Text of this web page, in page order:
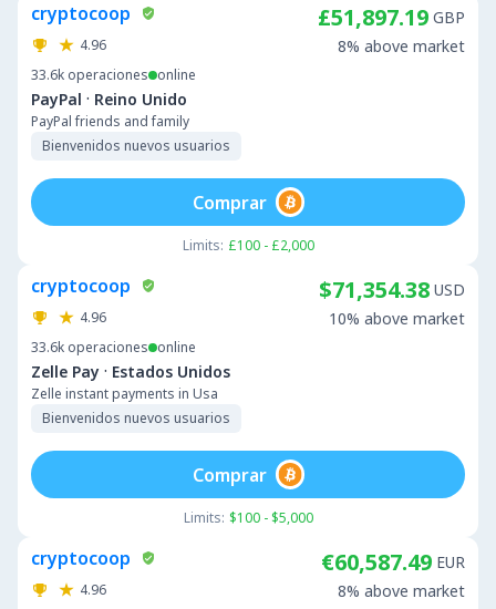
cryptocoop
4.96
33.6k operaciones online
PayPal · Reino Unido
PayPal friends and family
Bienvenidos nuevos usuarios
£51,897.19 GBP
8% above market
Limits: £100 - £2,000
Comprar
cryptocoop
4.96
33.6k operaciones online
Zelle Pay · Estados Unidos
Zelle instant payments in Usa
Bienvenidos nuevos usuarios
$71,354.38 USD
10% above market
Limits: $100 - $5,000
Comprar
cryptocoop
4.96
€60,587.49 EUR
8% above market